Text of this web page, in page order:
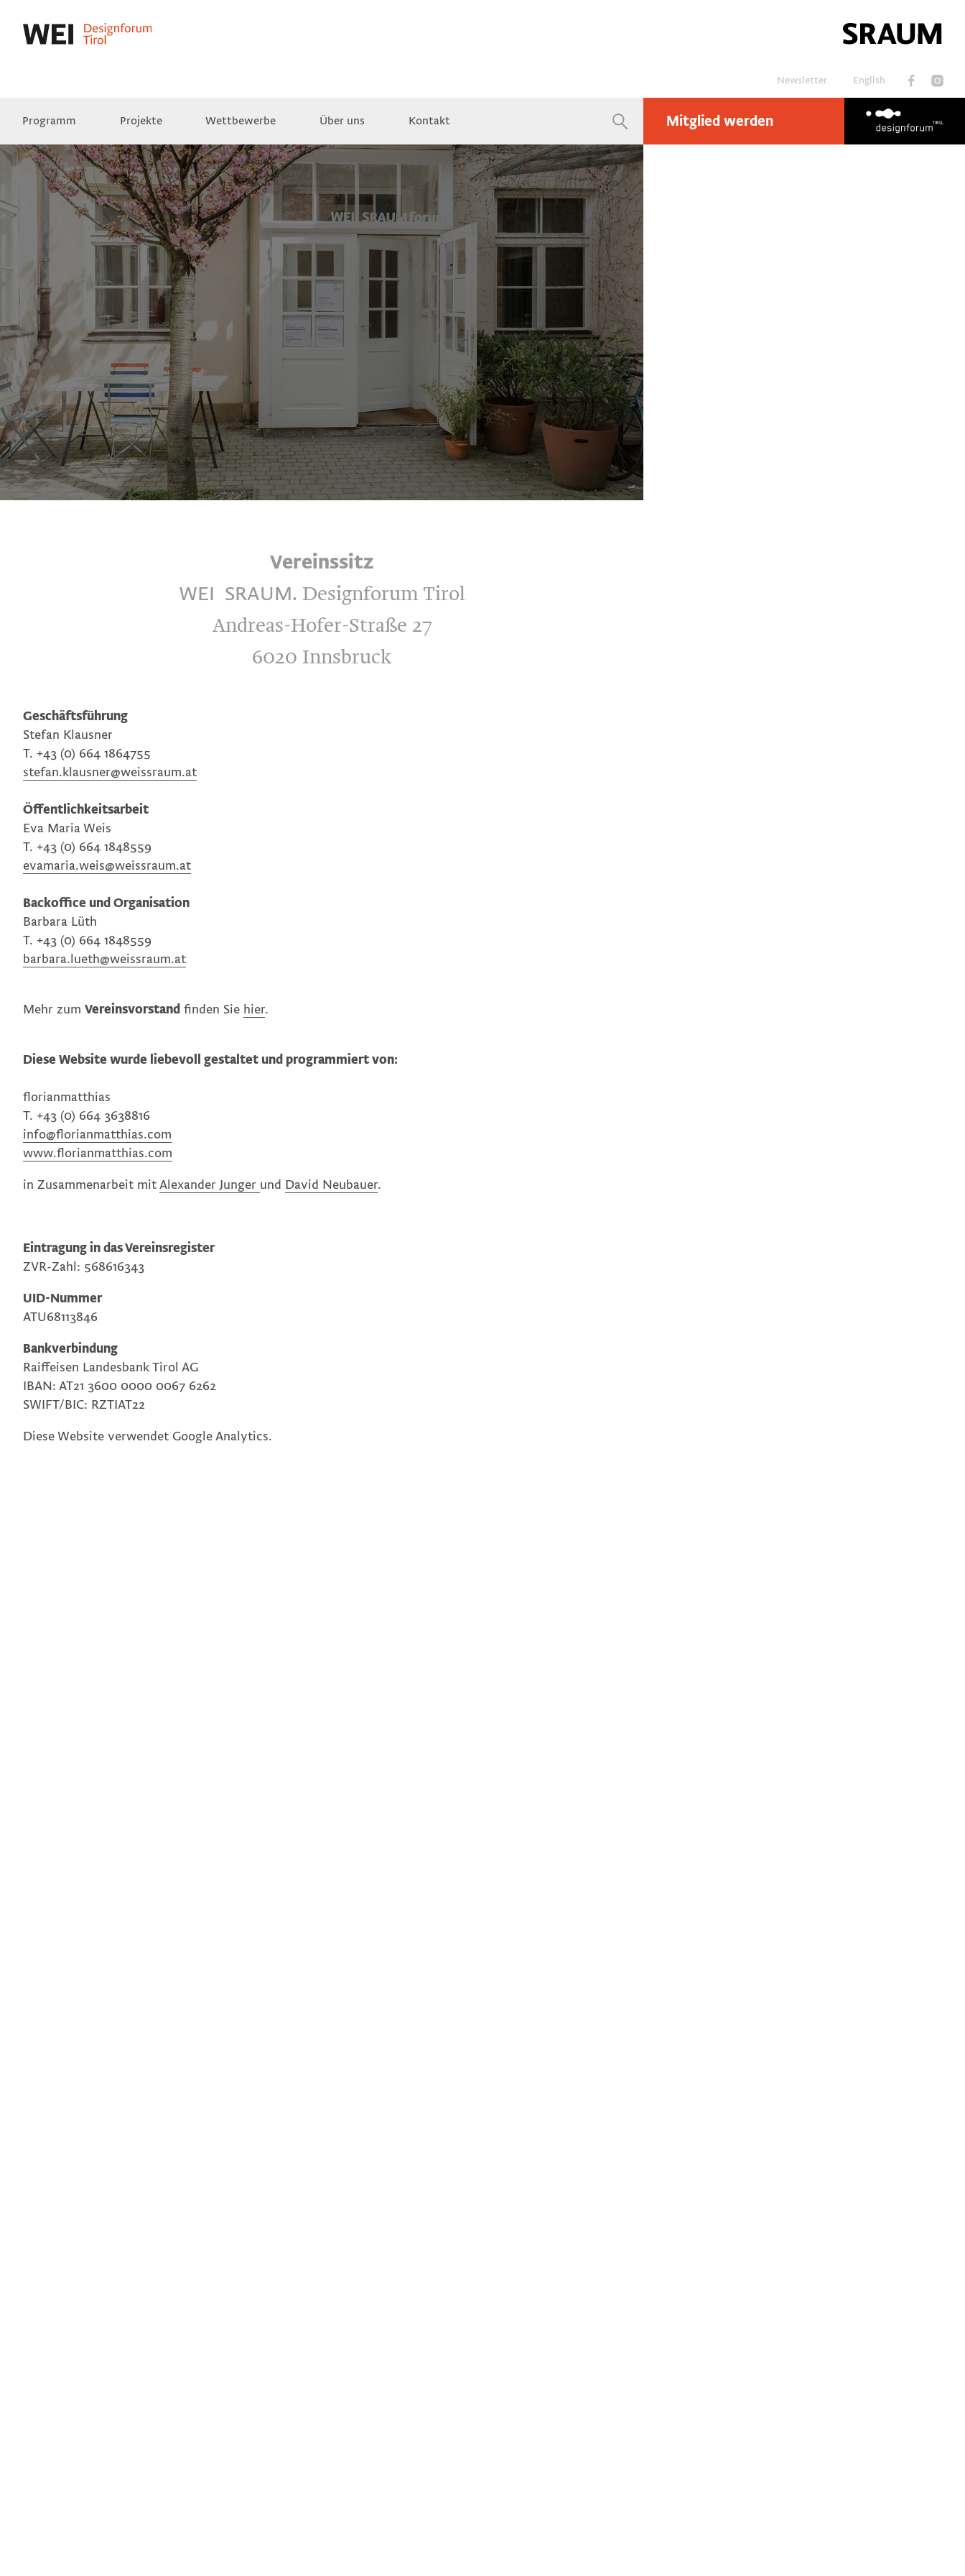
Newsletter English
Programm Projekte Wettbewerbe Über uns Kontakt Mitglied werden
Presse Empfehlungen Videos Jobs
Vereinssitz
WEI SRAUM. Designforum Tirol
Andreas-Hofer-Straße 27
6020 Innsbruck
Geschäftsführung
Stefan Klausner
T. +43 (0) 664 1864755
stefan.klausner@weissraum.at
Öffentlichkeitsarbeit
Eva Maria Weis
T. +43 (0) 664 1848559
evamaria.weis@weissraum.at
Backoffice und Organisation
Barbara Lüth
T. +43 (0) 664 1848559
barbara.lueth@weissraum.at
Mehr zum Vereinsvorstand finden Sie hier.
Diese Website wurde liebevoll gestaltet und programmiert von:
florianmatthias
T. +43 (0) 664 3638816
info@florianmatthias.com
www.florianmatthias.com
in Zusammenarbeit mitAlexander Junger und David Neubauer.
Eintragung in das Vereinsregister
ZVR-Zahl: 568616343
UID-Nummer
ATU68113846
Bankverbindung
Raiffeisen Landesbank Tirol AG
IBAN: AT21 3600 0000 0067 6262
SWIFT/BIC: RZTIAT22
Diese Website verwendet Google Analytics.